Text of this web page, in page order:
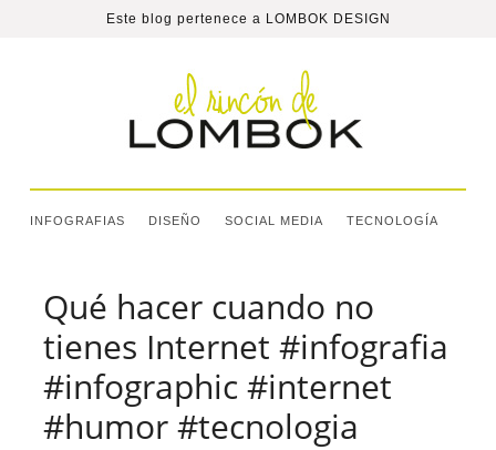
Este blog pertenece a LOMBOK DESIGN
INFOGRAFIAS DISEÑO SOCIAL MEDIA TECNOLOGÍA
Qué hacer cuando no
tienes Internet #infografia
#infographic #internet
#humor #tecnologia